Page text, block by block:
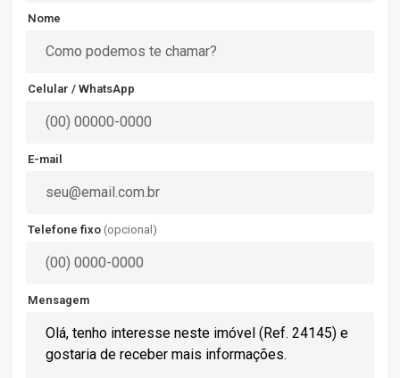
Nome
Celular / WhatsApp
E-mail
Telefone fixo (opcional)
Mensagem